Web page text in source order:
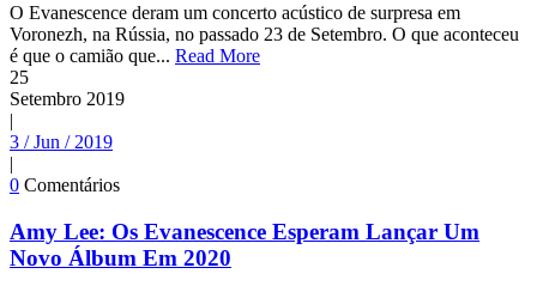
O Evanescence deram um concerto acústico de surpresa em
Voronezh, na Rússia, no passado 23 de Setembro. O que aconteceu
é que o camião que... Read More
25
Setembro 2019
|
3 / Jun / 2019
|
0 Comentários
Amy Lee: Os Evanescence Esperam Lançar Um
Novo Álbum Em 2020